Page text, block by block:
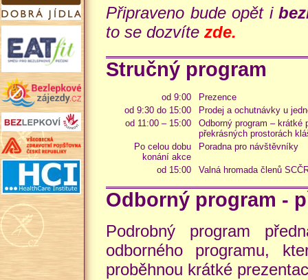
Připraveno bude opět i
to se dozvíte zde.
Stručný program
od 9:00
Prezence
od 9:30 do 15:00
Prodej a ochutnávky u
od 11:00 – 15:00
Odborný program –
překrásných prostorách
Po celou dobu
konání akce
Poradna pro návštěvníky
od 15:00 Valná hromada členů
Odborný program -
Podrobný program
odborného programu,
proběhnou krátké